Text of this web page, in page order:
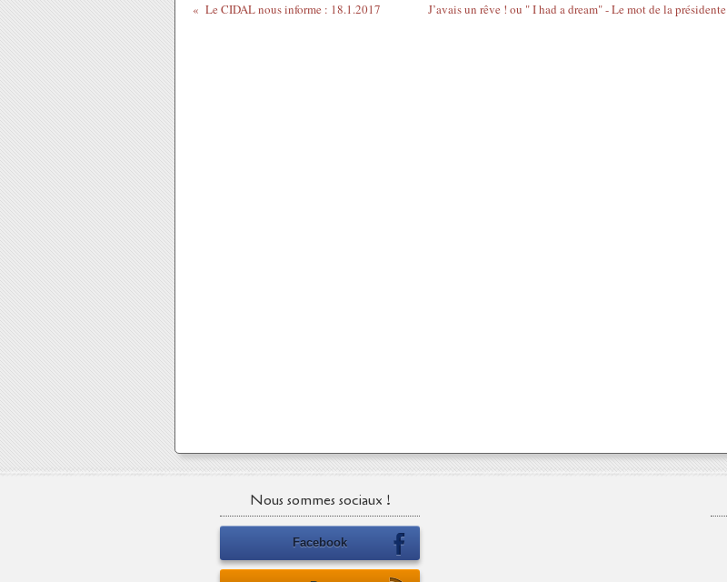
Le CIDAL nous informe : 18.1.2017 J’avais un rêve ! ou " I had a dream" - Le mot de la présidente
Nous sommes sociaux !
Facebook